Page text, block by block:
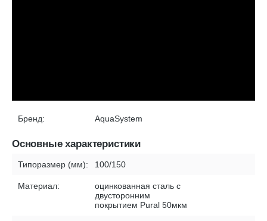
Бренд: AquaSystem
Основные характеристики
Типоразмер (мм): 100/150
Материал:
оцинкованная сталь с
двусторонним
покрытием Pural 50мкм